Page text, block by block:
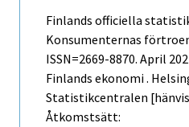
Finlands officiella
Konsumenternas
ISSN=2669-8870. April
Finlands ekonomi .
Statistikcentralen
Åtkomstsätt: